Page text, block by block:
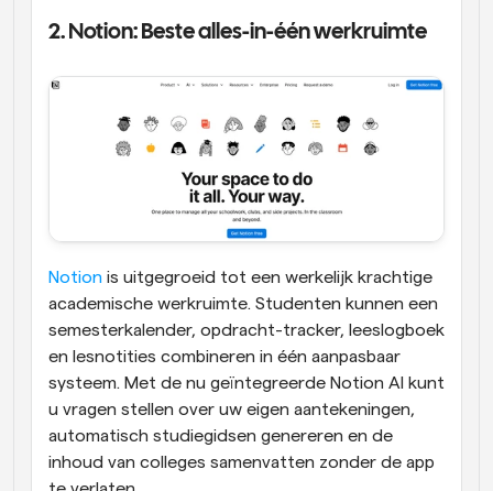
2. Notion: Beste alles-in-één werkruimte
Notion is uitgegroeid tot een werkelijk krachtige
academische werkruimte. Studenten kunnen een
semesterkalender, opdracht-tracker, leeslogboek
en lesnotities combineren in één aanpasbaar
systeem. Met de nu geïntegreerde Notion AI kunt
u vragen stellen over uw eigen aantekeningen,
automatisch studiegidsen genereren en de
inhoud van colleges samenvatten zonder de app